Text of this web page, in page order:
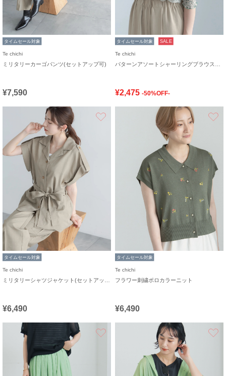
タイムセール対象
Te chichi
ミリタリーカーゴパンツ(セットアップ可)
¥7,590
タイムセール対象 SALE
Te chichi
¥2,475 -50%OFF-
タイムセール対象
Te chichi
¥6,490
タイムセール対象
Te chichi
フラワー刺繍ポロカラーニット
¥6,490